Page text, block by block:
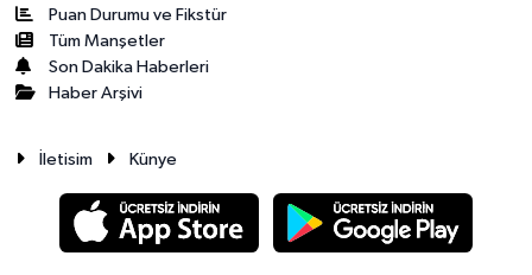
Puan Durumu ve Fikstür
Tüm Manşetler
Son Dakika Haberleri
Haber Arşivi
İletisim Künye